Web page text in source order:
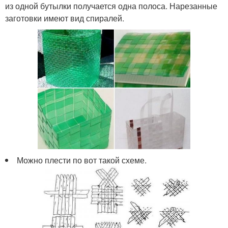
из одной бутылки получается одна полоса. Нарезанные
заготовки имеют вид спиралей.
Можно плести по вот такой схеме.